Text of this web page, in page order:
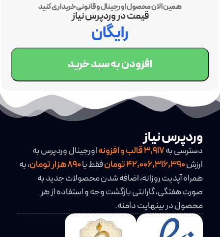
همین الان محصول اورجینال و قانونی خریداری کنید
قیمت در وردپرس نیاز
رایگان
افزودن به سبد خرید
وردپرس نیاز
دسترسی به3,917قالبوافزونهاورجینال وردپرس به
ارزش42,006,316,390 تومان فقط با
، به
همراه آپدیت روزانه، اضافه شدن محصولات جدید به
صورت هفتگی، گارانتی بازگشت وجه و استفاده از هر
محصول در بینهایت دامنه.